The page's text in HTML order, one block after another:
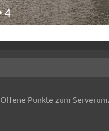
4
Offene Punkte zum